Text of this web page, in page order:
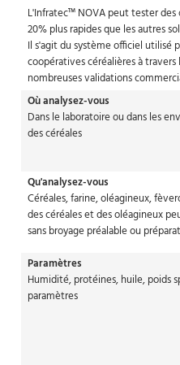
L'Infratec™ NOVA peut tester des
20% plus rapides que les autres
Il s'agit du système officiel utilisé
coopératives céréalières à
nombreuses validations
Où analysez-vous
Dans le laboratoire ou dans les
des céréales
Qu'analysez-vous
Céréales, farine, oléagineux,
des céréales et des oléagineux
sans broyage préalable ou
Paramètres
Humidité, protéines, huile, poids
paramètres